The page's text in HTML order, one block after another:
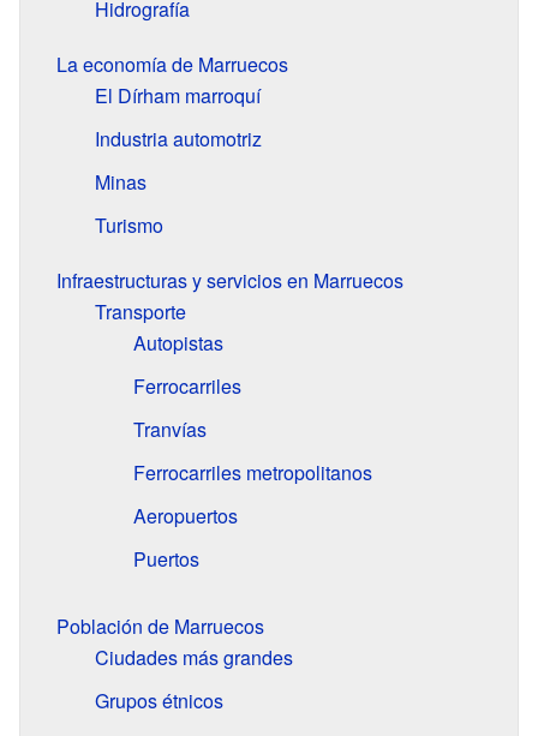
Hidrografía
La economía de Marruecos
El Dírham marroquí
Industria automotriz
Minas
Turismo
Infraestructuras y servicios en Marruecos
Transporte
Autopistas
Ferrocarriles
Tranvías
Ferrocarriles metropolitanos
Aeropuertos
Puertos
Población de Marruecos
Ciudades más grandes
Grupos étnicos